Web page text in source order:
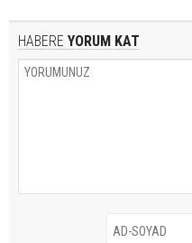
HABERE YORUM KAT